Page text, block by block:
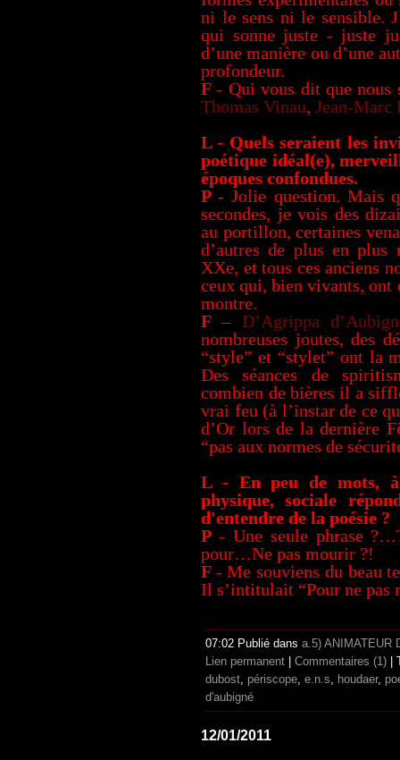
ni le sens ni le sensible.
qui sonne juste - juste
d’une manière ou d’une
profondeur.
F- Qui vous dit que nous
Thomas Vinau, Jean-Marc
L - Quels seraient les
poétique idéal(e),
époques confondues.
P- Jolie question. Mais
secondes, je vois des
au portillon, certaines
d’autres de plus en plus
XXe, et tous ces anciens
ceux qui, bien vivants, ont
montre.
F– D’Agrippa
nombreuses joutes, des
“style” et “stylet” ont la
Des séances de
combien de bières il a
vrai feu (à l’instar de ce
d’Or lors de la dernière
“pas aux normes de
L - En peu de mots, à
physique, sociale
d'entendre de la poésie ?
P - Une seule phrase
pour…Ne pas mourir ?!
F - Me souviens du beau
Il s’intitulait “Pour ne pas
07:02 Publié dans a.5) ANIMATEUR
Lien permanent
Commentaires (1) |
dubost, périscope, e.n.s, houdaer,
d'aubigné
12/01/2011